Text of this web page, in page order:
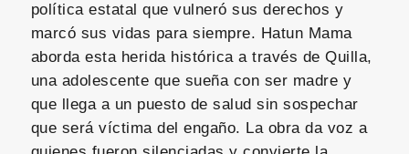
política estatal que vulneró sus derechos y
marcó sus vidas para siempre. Hatun Mama
aborda esta herida histórica a través de Quilla,
una adolescente que sueña con ser madre y
que llega a un puesto de salud sin sospechar
que será víctima del engaño. La obra da voz a